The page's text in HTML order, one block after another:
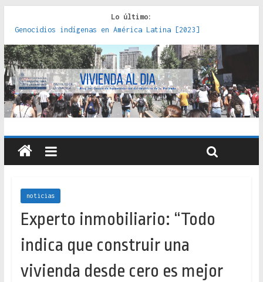
Lo último:
Genocidios indígenas en América Latina [2023]
Estudios sobre la espacialización de los Estados :
políticas, prácticas y representaciones [2022]
Donde el pedernal choca con el acero : hacia una teoría
crítica de las fronteras latinoamericanas [2020]
Criterios técnicos para una vivienda adecuada [2019]
Red de consultorios de la Caja del Seguro Obrero en
Santiago : un patrimonio emblemático [2014]
noticias
Experto inmobiliario: “Todo
indica que construir una
vivienda desde cero es mejor